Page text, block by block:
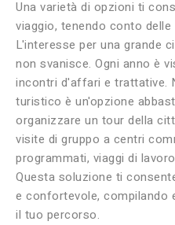
Una varietà di opzioni ti
viaggio, tenendo conto
L'interesse per una grande
non svanisce. Ogni anno è
incontri d'affari e trattative.
turistico è un'opzione
organizzare un tour della
visite di gruppo a centri
programmati, viaggi di
Questa soluzione ti
e confortevole, compilando
il tuo percorso.